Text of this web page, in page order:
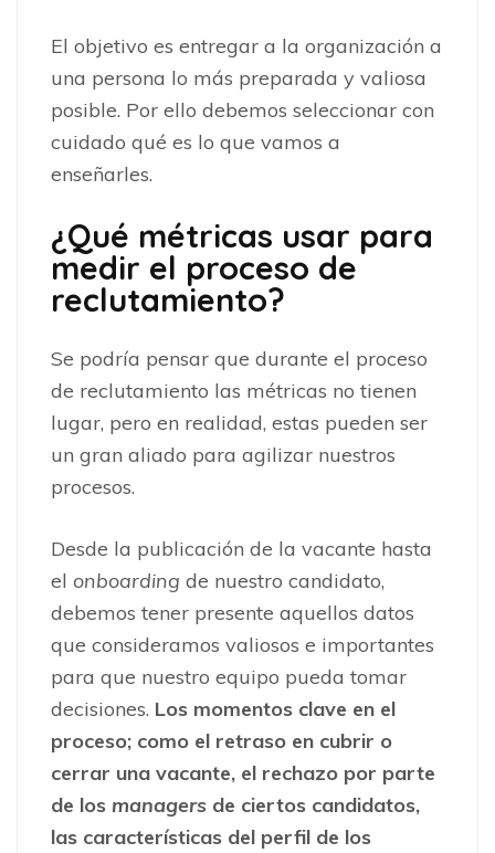
El objetivo es entregar a la organización a
una persona lo más preparada y valiosa
posible. Por ello debemos seleccionar con
cuidado qué es lo que vamos a
enseñarles.
¿Qué métricas usar para
medir el proceso de
reclutamiento?
Se podría pensar que durante el proceso
de reclutamiento las métricas no tienen
lugar, pero en realidad, estas pueden ser
un gran aliado para agilizar nuestros
procesos.
Desde la publicación de la vacante hasta
el onboarding de nuestro candidato,
debemos tener presente aquellos datos
que consideramos valiosos e importantes
para que nuestro equipo pueda tomar
decisiones. Los momentos clave en el
proceso; como el retraso en cubrir o
cerrar una vacante, el rechazo por parte
de los managers de ciertos candidatos,
las características del perfil de los